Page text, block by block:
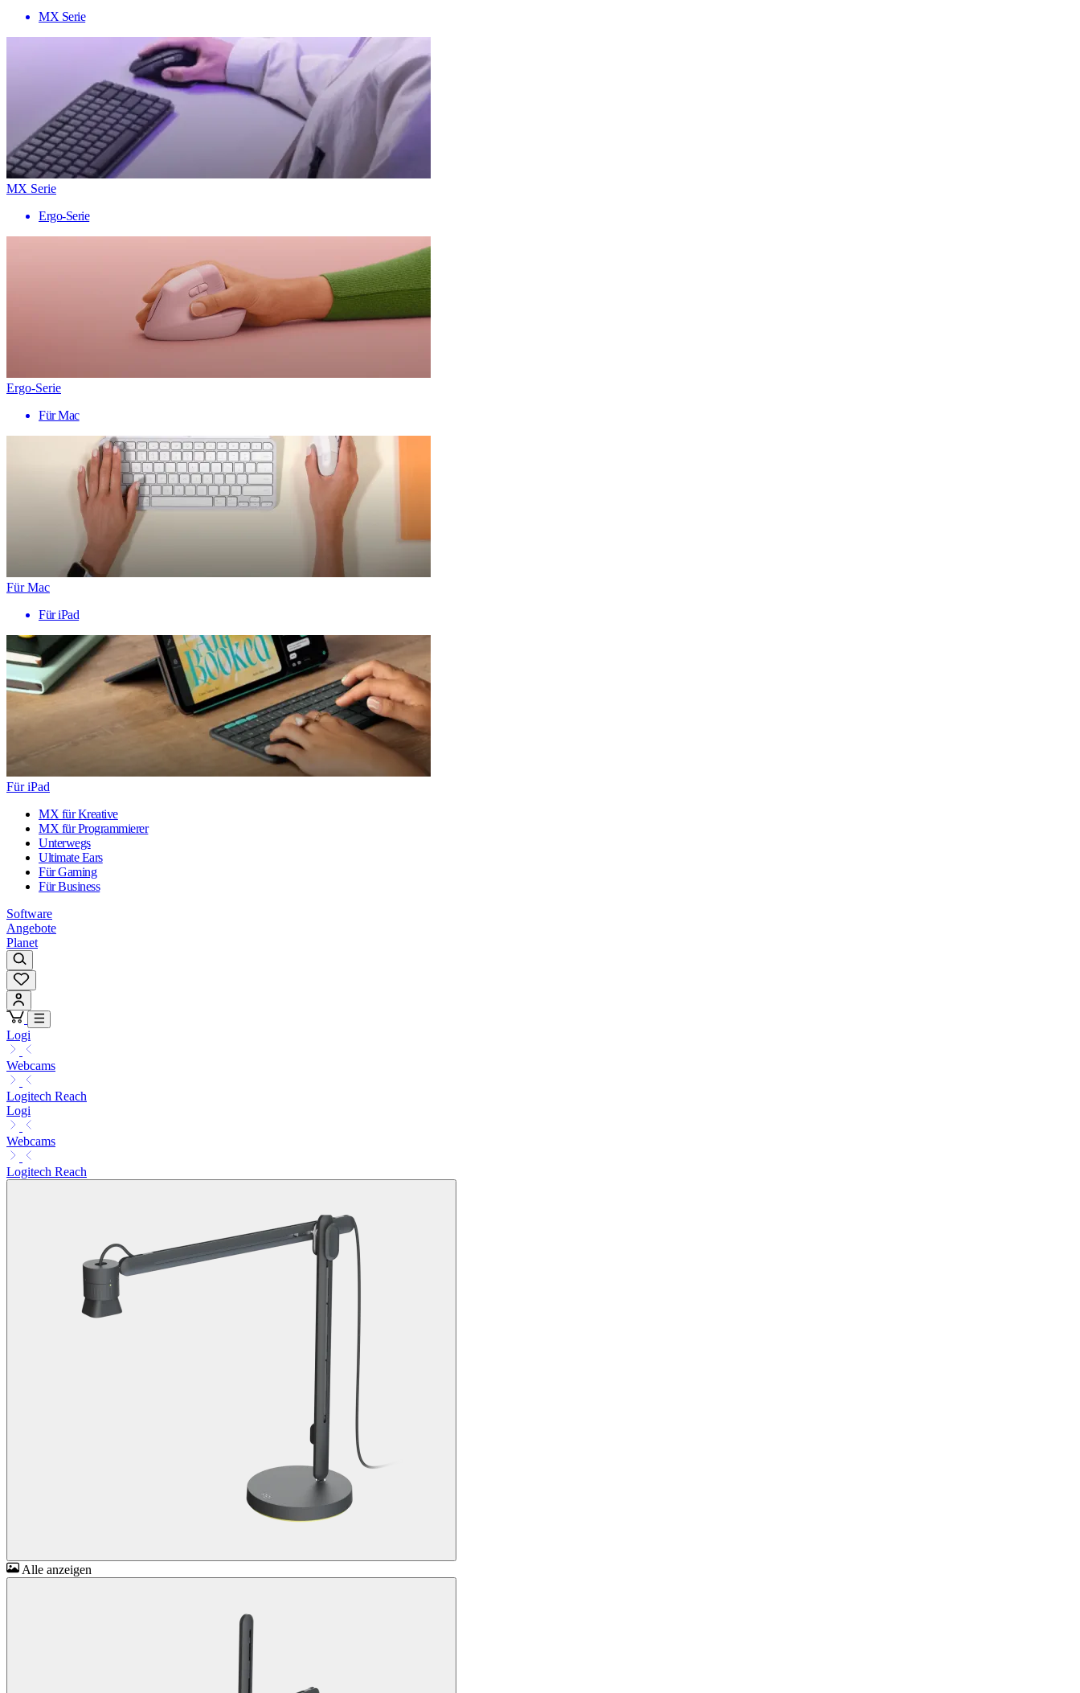
MX Serie
MX Serie
Ergo-Serie
Ergo-Serie
Für Mac
Für Mac
Für iPad
Für iPad
MX für Kreative
MX für Programmierer
Unterwegs
Ultimate Ears
Für Gaming
Für Business
Software
Angebote
Planet
Logi
Webcams
Logitech Reach
Logi
Webcams
Logitech Reach
Alle anzeigen